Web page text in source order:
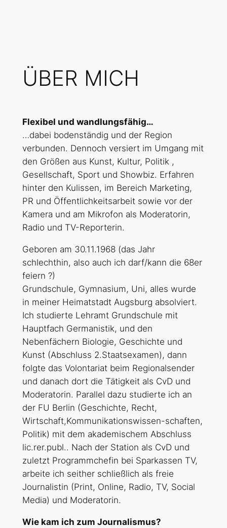
ÜBER MICH
Flexibel und wandlungsfähig…
…dabei bodenständig und der Region
verbunden. Dennoch versiert im Umgang mit
den Größen aus Kunst, Kultur, Politik ,
Gesellschaft, Sport und Showbiz. Erfahren
hinter den Kulissen, im Bereich Marketing,
PR und Öffentlichkeitsarbeit sowie vor der
Kamera und am Mikrofon als Moderatorin,
Radio und TV-Reporterin.
Geboren am 30.11.1968 (das Jahr
schlechthin, also auch ich darf/kann die 68er
feiern ?)
Grundschule, Gymnasium, Uni, alles wurde
in meiner Heimatstadt Augsburg absolviert.
Ich studierte Lehramt Grundschule mit
Hauptfach Germanistik, und den
Nebenfächern Biologie, Geschichte und
Kunst (Abschluss 2.Staatsexamen), dann
folgte das Volontariat beim Regionalsender
und danach dort die Tätigkeit als CvD und
Moderatorin. Parallel dazu studierte ich an
der FU Berlin (Geschichte, Recht,
Wirtschaft,Kommunikationswissen-schaften,
Politik) mit dem akademischem Abschluss
lic.rer.publ.. Nach der Station als CvD und
zuletzt Programmchefin bei Sparkassen TV,
arbeite ich seither schließlich als freie
Journalistin (Print, Online, Radio, TV, Social
Media) und Moderatorin.
Wie kam ich zum Journalismus?